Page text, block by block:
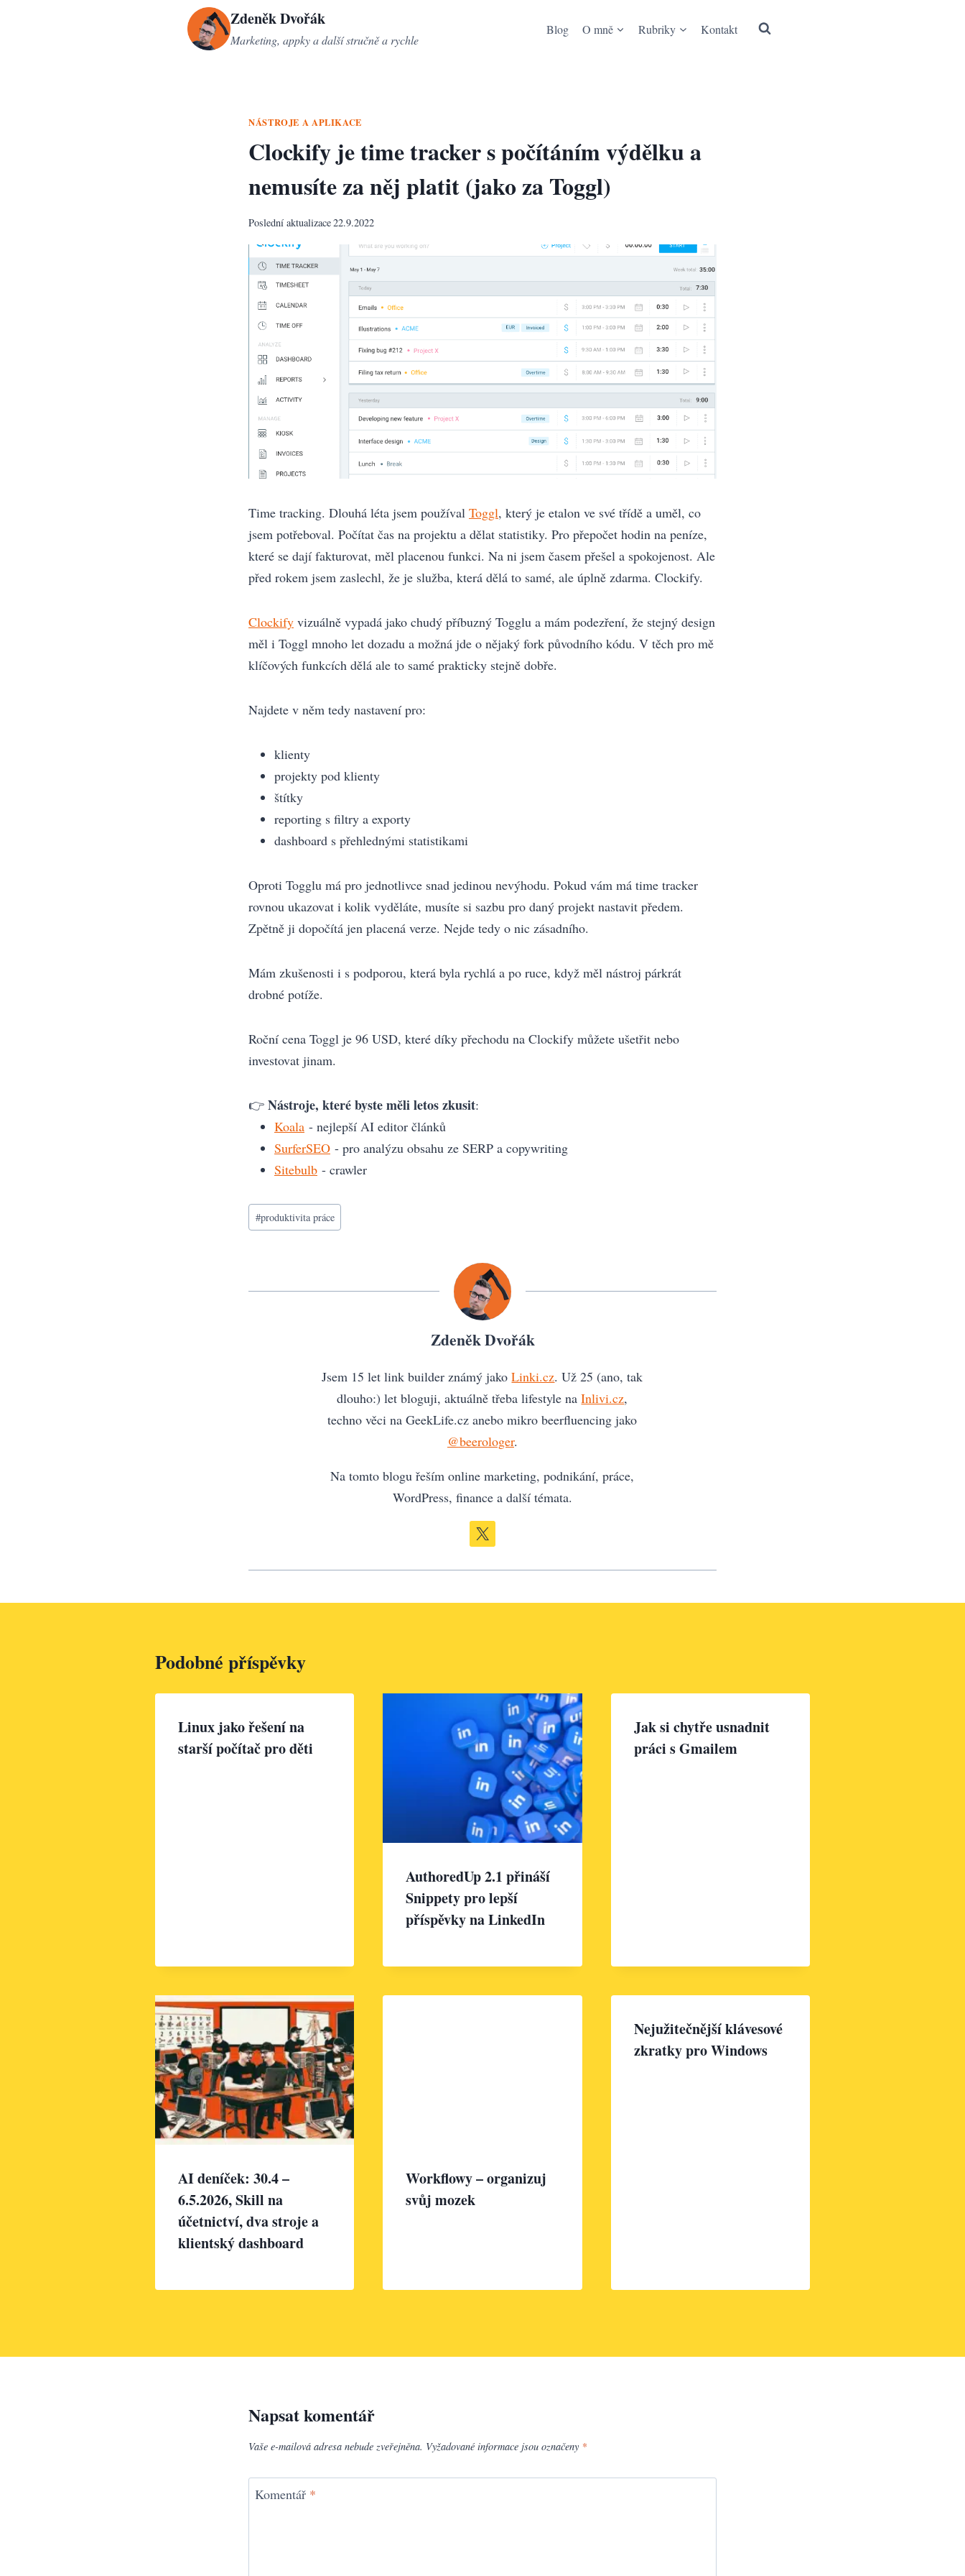
Zdeněk Dvořák
Marketing, appky a další stručně a rychle
Blog O mně Rubriky Kontakt
NÁSTROJE A APLIKACE
Clockify je time tracker s počítáním výdělku a
nemusíte za něj platit (jako za Toggl)
Poslední aktualizace22.9.2022
Time tracking. Dlouhá léta jsem používal Toggl, který je etalon ve své třídě a uměl, co
jsem potřeboval. Počítat čas na projektu a dělat statistiky. Pro přepočet hodin na peníze,
které se dají fakturovat, měl placenou funkci. Na ni jsem časem přešel a spokojenost. Ale
před rokem jsem zaslechl, že je služba, která dělá to samé, ale úplně zdarma. Clockify.
Clockify vizuálně vypadá jako chudý příbuzný Togglu a mám podezření, že stejný design
měl i Toggl mnoho let dozadu a možná jde o nějaký fork původního kódu. V těch pro mě
klíčových funkcích dělá ale to samé prakticky stejně dobře.
Najdete v něm tedy nastavení pro:
klienty
projekty pod klienty
štítky
reporting s filtry a exporty
dashboard s přehlednými statistikami
Oproti Togglu má pro jednotlivce snad jedinou nevýhodu. Pokud vám má time tracker
rovnou ukazovat i kolik vyděláte, musíte si sazbu pro daný projekt nastavit předem.
Zpětně ji dopočítá jen placená verze. Nejde tedy o nic zásadního.
Mám zkušenosti i s podporou, která byla rychlá a po ruce, když měl nástroj párkrát
drobné potíže.
Roční cena Toggl je 96 USD, které díky přechodu na Clockify můžete ušetřit nebo
investovat jinam.
👉 Nástroje, které byste měli letos zkusit:
Koala - nejlepší AI editor článků
SurferSEO - pro analýzu obsahu ze SERP a copywriting
Sitebulb - crawler
Štítky
příspěvků:
#produktivita práce
Zdeněk Dvořák
Jsem 15 let link builder známý jakoLinki.cz. Už 25 (ano, tak
dlouho:) let bloguji, aktuálně třeba lifestyle naInlivi.cz,
techno věci na GeekLife.cz anebo mikro beerfluencing jako
@beerologer.
Na tomto blogu řeším online marketing, podnikání, práce,
WordPress, finance a další témata.
Podobné příspěvky
Linux jako řešení na
starší počítač pro děti
AuthoredUp 2.1 přináší
Snippety pro lepší
příspěvky na LinkedIn
Jak si chytře usnadnit
práci s Gmailem
AI deníček: 30.4 –
6.5.2026, Skill na
účetnictví, dva stroje a
klientský dashboard
Workflowy – organizuj
svůj mozek
Nejužitečnější klávesové
zkratky pro Windows
Napsat komentář
Vaše e-mailová adresa nebude zveřejněna. Vyžadované informace jsou označeny *
Komentář *